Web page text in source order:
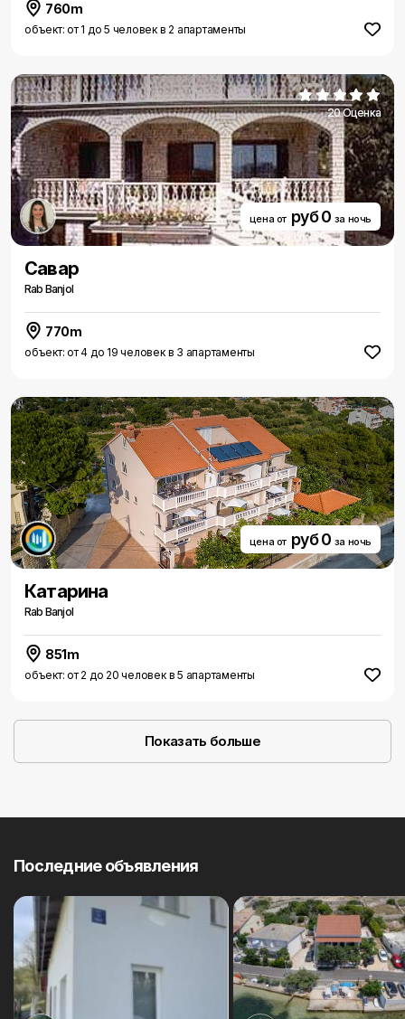
760m
объект: от 1 до 5 человек в 2 апартаменты
20 Оценка
цена от руб 0 за ночь
Cавар
Rab Banjol
770m
объект: от 4 до 19 человек в 3 апартаменты
цена от руб 0 за ночь
Катарина
Rab Banjol
851m
объект: от 2 до 20 человек в 5 апартаменты
Показать больше
Последние объявления